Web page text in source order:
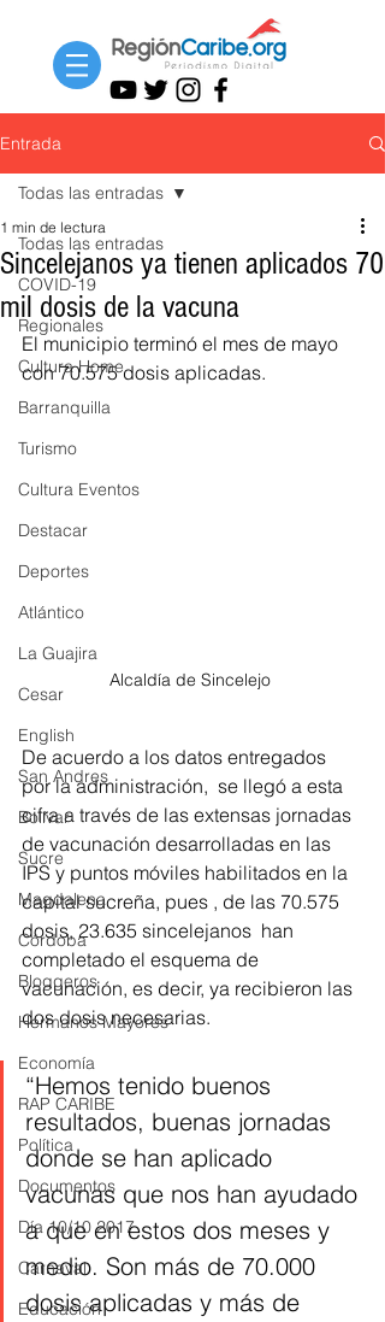
Entrada
Todas las entradas
COVID-19
Regionales
Cultura Home
Barranquilla
Turismo
Cultura Eventos
Destacar
Deportes
Atlántico
La Guajira
Cesar
English
San Andres
Bolívar
Sucre
Magdalena
Córdoba
Bloggeros
Hermanos Mayores
Economía
RAP CARIBE
Política
Documentos
Día 10/10 2017
Carnaval
Educación
Todas las entradas
Sincelejanos ya tienen aplicados 70
mil dosis de la vacuna
1 min de lectura
El municipio terminó el mes de mayo
con 70.575 dosis aplicadas.
Alcaldía de Sincelejo
De acuerdo a los datos entregados
por la administración,  se llegó a esta
cifra a través de las extensas jornadas
de vacunación desarrolladas en las
IPS y puntos móviles habilitados en la
capital sucreña, pues , de las 70.575
dosis, 23.635 sincelejanos  han
completado el esquema de
vacunación, es decir, ya recibieron las
dos dosis necesarias.
“Hemos tenido buenos
resultados, buenas jornadas
donde se han aplicado
vacunas que nos han ayudado
a que en estos dos meses y
medio. Son más de 70.000
dosis aplicadas y más de